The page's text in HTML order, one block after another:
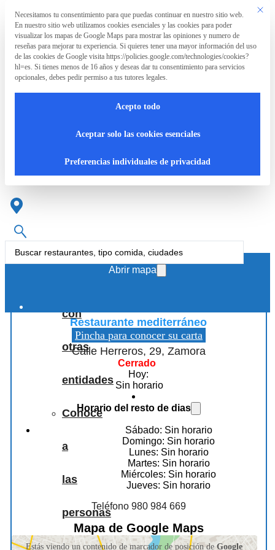
Saltar al contenido principal Saltar al pie de página
La
Asociación
La
accesibles
con
otras
entidades
Conoce
a
las
personas
que
RpT>
Zamora
Search
...
Abrir mapa
Restaurante mediterráneo
Pincha para conocer su carta
Calle Herreros, 29, Zamora
Cerrado
Hoy:
Sin horario
Horario del resto de dias
Sábado: Sin horario
Domingo: Sin horario
Lunes: Sin horario
Martes: Sin horario
Miércoles: Sin horario
Jueves: Sin horario
Teléfono 980 984 669
Mapa de Google Maps
Estás viendo un contenido de marcador de posición deGoogle
Este
Preferencia de privacidad
Necesitamos tu consentimiento para que puedas continuar en nuestro sitio web.
En nuestro sitio web utilizamos cookies esenciales y las cookies para poder
visualizar los mapas de Google Maps para mostrar las opiniones y numero de
reseñas para mejorar tu experiencia. Si quieres tener una mayor información del uso
de las cookies de Google visita https://policies.google.com/technologies/cookies?
hl=es. Si tienes menos de 16 años y deseas dar tu consentimiento para servicios
opcionales, debes pedir permiso a tus tutores legales.
Acepto todo
Aceptar solo las cookies esenciales
Preferencias individuales de privacidad